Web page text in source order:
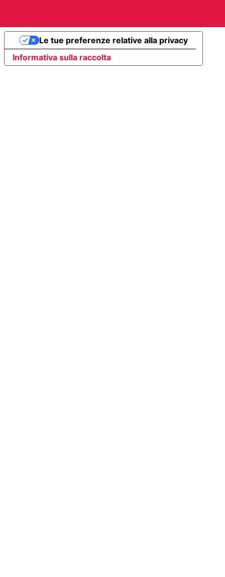
Informativa sulla raccolta
Le tue preferenze relative alla privacy